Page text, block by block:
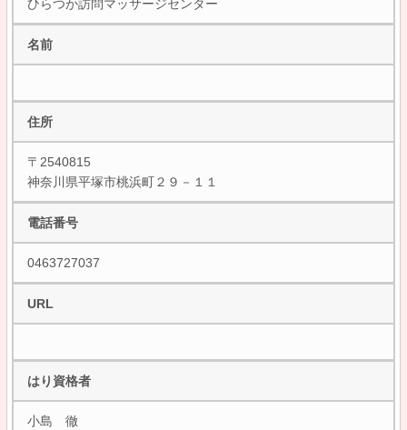
ひらつか訪問マッサージセンター
名前
住所
〒2540815
神奈川県平塚市桃浜町２９－１１
電話番号
0463727037
URL
はり資格者
小島 徹